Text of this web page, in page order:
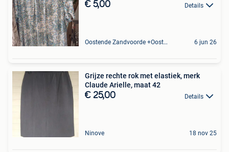
€ 5,00 Details
Oostende Zandvoorde +Oostende 6 jun 26
Grijze rechte rok met elastiek, merk
Claude Arielle, maat 42
€ 25,00 Details
Ninove 18 nov 25